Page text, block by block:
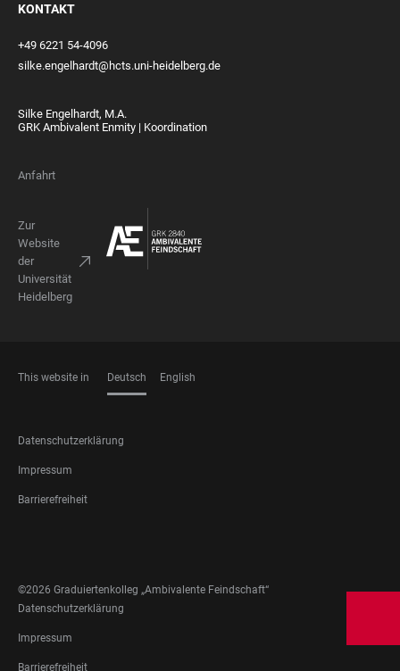
KONTAKT
+49 6221 54-4096
silke.engelhardt@hcts.uni-heidelberg.de
Silke Engelhardt, M.A.
GRK Ambivalent Enmity | Koordination
Anfahrt
Zur
Website
der
Universität
Heidelberg
This website in Deutsch English
FOOTER
LEGAL
Datenschutzerklärung
Impressum
Barrierefreiheit
MEDIA
©2026 Graduiertenkolleg „Ambivalente Feindschaft“
FOOTER
LEGAL
Datenschutzerklärung
Impressum
Barrierefreiheit